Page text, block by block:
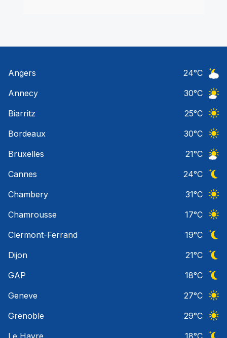
Angers 24°C
Annecy
30°C
Biarritz
25°C
Bordeaux
30°C
Bruxelles
21°C
Cannes
24°C
Chambery
31°C
Chamrousse
17°C
Clermont-Ferrand
19°C
Dijon
21°C
GAP
18°C
Geneve
27°C
Grenoble
29°C
Le Havre
18°C